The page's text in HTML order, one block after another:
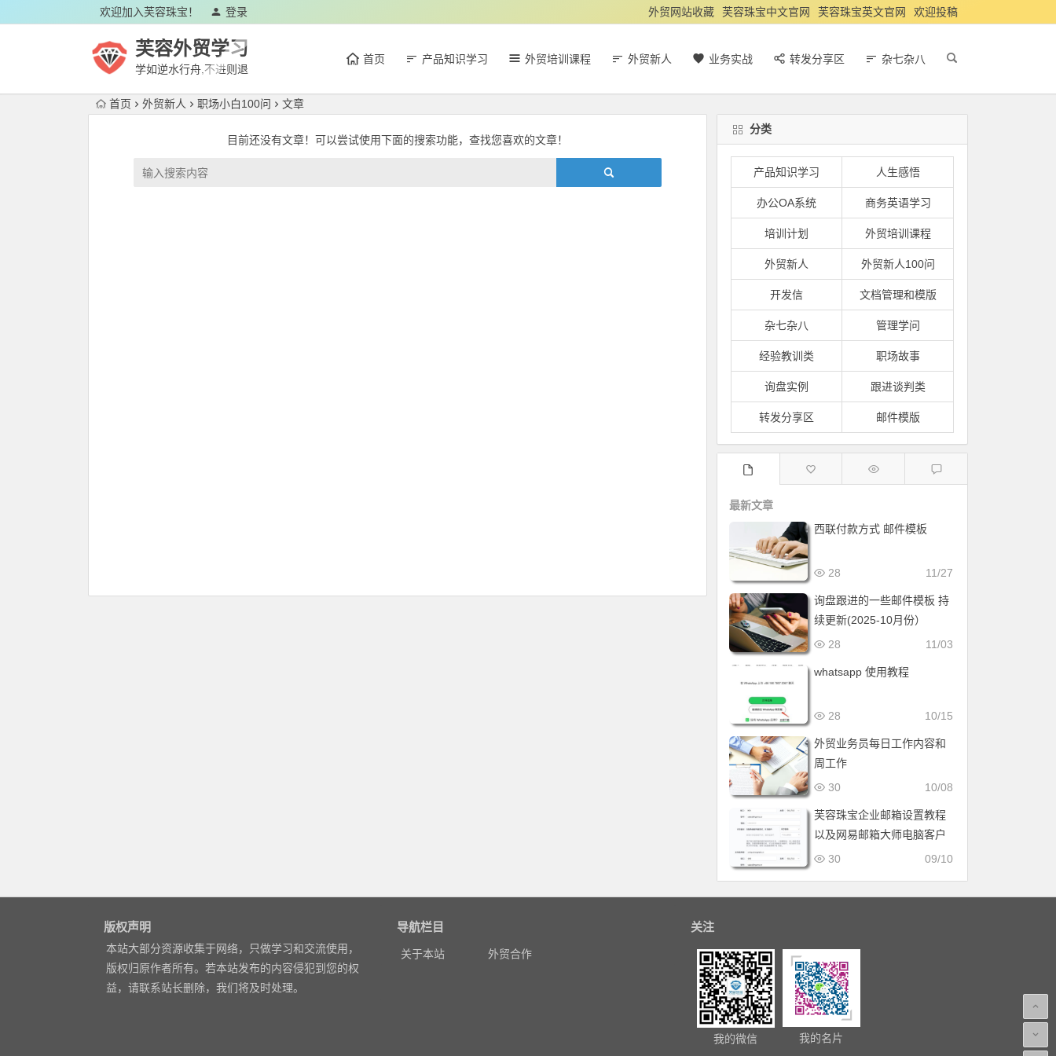
欢迎加入芙容珠宝！ 登录 外贸网站收藏 芙容珠宝中文官网 芙容珠宝英文官网 欢迎投稿
芙容外贸学习
学如逆水行舟,不进则退
首页 产品知识学习 外贸培训课程 外贸新人 业务实战 转发分享区 杂七杂八
首页 外贸新人 职场小白100问 文章
目前还没有文章！可以尝试使用下面的搜索功能，查找您喜欢的文章！
分类
产品知识学习 人生感悟
办公OA系统 商务英语学习
培训计划 外贸培训课程
外贸新人 外贸新人100问
开发信 文档管理和模版
杂七杂八 管理学问
经验教训类 职场故事
询盘实例 跟进谈判类
转发分享区 邮件模版
最新文章
西联付款方式 邮件模板
11/27
28
询盘跟进的一些邮件模板 持
续更新(2025-10月份）
11/03
28
whatsapp 使用教程
10/15
28
外贸业务员每日工作内容和
周工作
10/08
30
芙容珠宝企业邮箱设置教程
以及网易邮箱大师电脑客户
端设置教程
09/10
30
版权声明
本站大部分资源收集于网络，只做学习和交流使用，
版权归原作者所有。若本站发布的内容侵犯到您的权
益，请联系站长删除，我们将及时处理。
导航栏目
关于本站 外贸合作
关注
我的微信 我的名片